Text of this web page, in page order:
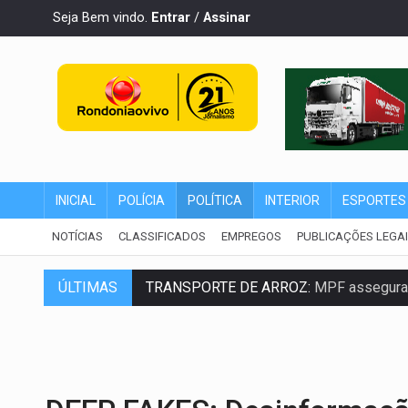
Seja Bem vindo. Entrar / Assinar
INICIAL POLÍCIA POLÍTICA INTERIOR ESPORTES
NOTÍCIAS CLASSIFICADOS EMPREGOS PUBLICAÇÕES
ÚLTIMAS TRANSPORTE DE ARROZ: MPF
URGENTE: Colisão entre caminhão e